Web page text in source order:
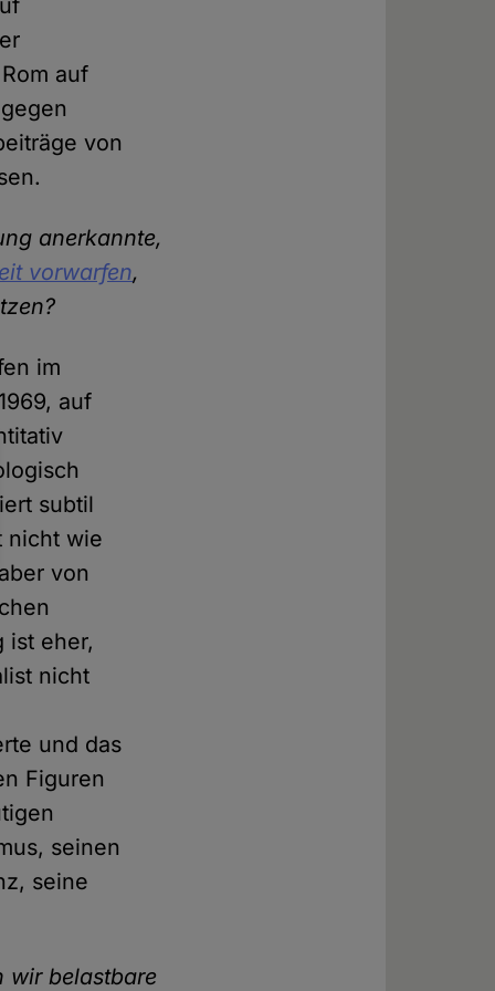
auf
von
anerkannte,
vorwarfen,
im
auf
subtil
nicht wie
von
ist eher,
nicht
und das
Figuren
seinen
seine
wir belastbare